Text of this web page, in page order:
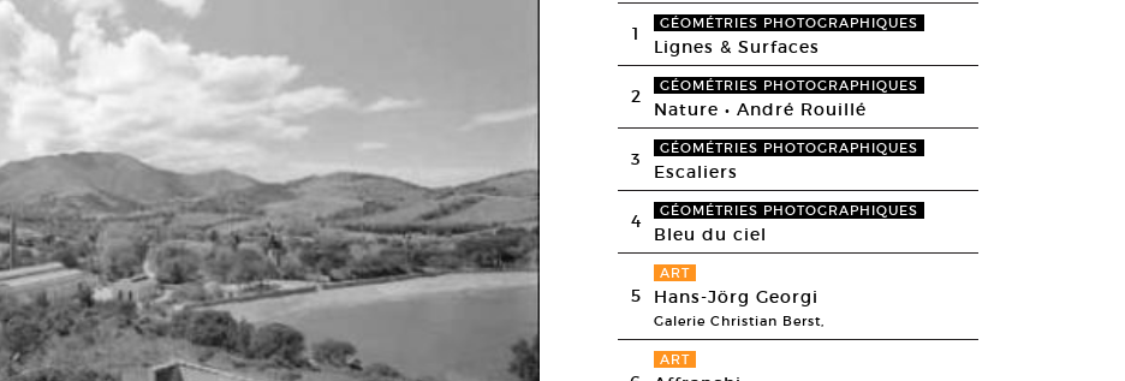
1 GÉOMÉTRIES PHOTOGRAPHIQUES
Lignes & Surfaces
2 GÉOMÉTRIES PHOTOGRAPHIQUES
Nature • André Rouillé
3 GÉOMÉTRIES PHOTOGRAPHIQUES
Escaliers
4 GÉOMÉTRIES PHOTOGRAPHIQUES
Bleu du ciel
5
ART
Hans-Jörg Georgi
Galerie Christian Berst,
ART